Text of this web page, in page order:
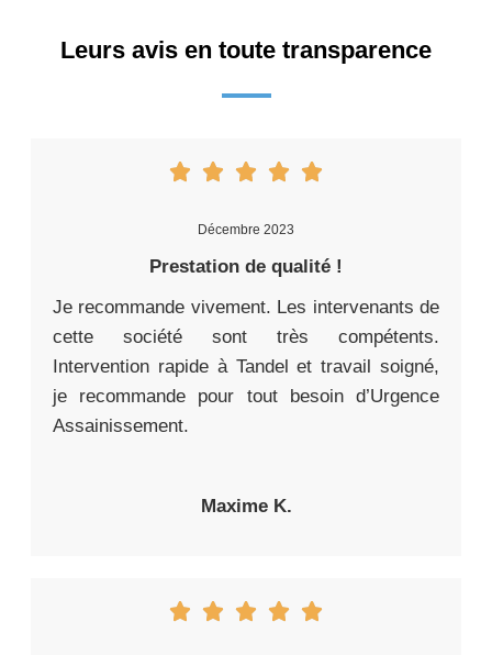
Leurs avis en toute transparence
Décembre 2023
Prestation de qualité !
Je recommande vivement. Les intervenants de
cette société sont très compétents.
Intervention rapide à Tandel et travail soigné,
je recommande pour tout besoin d’Urgence
Assainissement.
Maxime K.